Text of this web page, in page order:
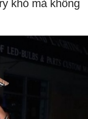
khó mà không